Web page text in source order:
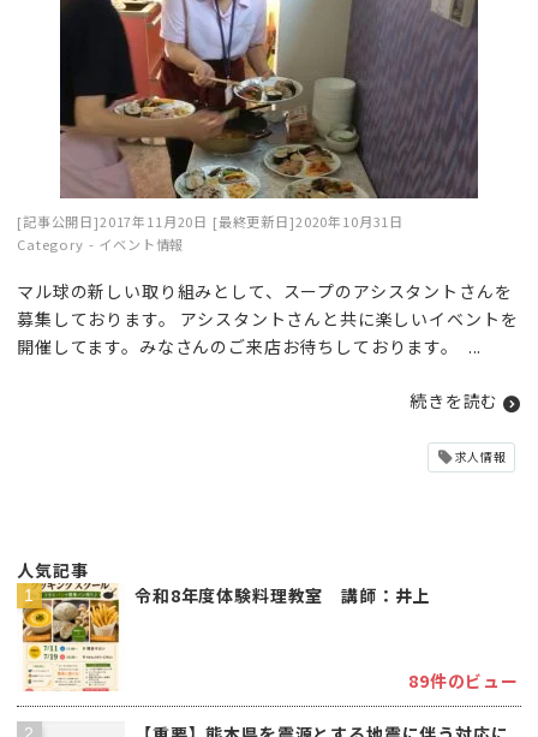
[記事公開日]2017年11月20日 [最終更新日]2020年10月31日
Category - イベント情報
マル球の新しい取り組みとして、スープのアシスタントさんを
募集しております。 アシスタントさんと共に楽しいイベントを
開催してます。みなさんのご来店お待ちしております。 ...
続きを読む
求人情報
人気記事
令和8年度体験料理教室 講師：井上
89件のビュー